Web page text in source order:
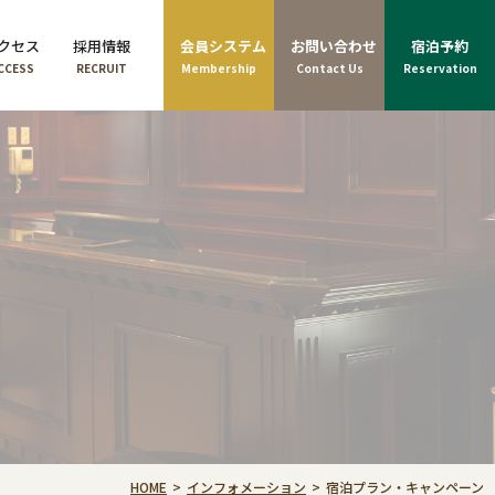
セス 採用情報
RECRUIT
会員システム
Membership
お問い合わせ
Contact Us
宿泊予約
Reservation
HOME インフォメーション 宿泊プラン・キャンペーン